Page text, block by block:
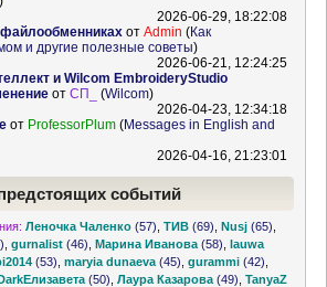
2026-06-29, 18:22:08
от Admin (Как
и другие полезные советы)
2026-06-21, 12:24:25
и Wilcom EmbroideryStudio
от СП_ (Wilcom)
2026-04-23, 12:34:18
от ProfessorPlum(Messages in English and
2026-04-16, 21:23:01
событий
Леночка Чаленко (57) ,ТИВ (69) ,Nusj (65)
,gurnalist (46) ,Марина Иванова (58) ,lauwa
(53) ,maryia dunaeva (45) ,gurammi (42)
(50) ,Лаура Казарова (49) ,TanyaZ